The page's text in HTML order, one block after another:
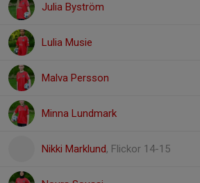
Julia Byström
Lulia Musie
Malva Persson
Minna Lundmark
Nikki Marklund, Flickor 14-15